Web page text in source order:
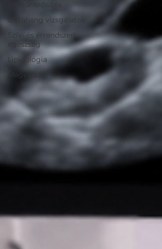
Immunerősítés
Ultrahang vizsgálatok
Szív- és érrendszeri
egészség
Lipidológia
Megelőzés